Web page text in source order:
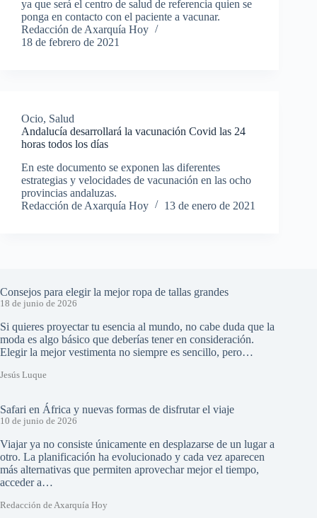
ya que será el centro de salud de referencia quien se
ponga en contacto con el paciente a vacunar.
Redacción de Axarquía Hoy
18 de febrero de 2021
Ocio, Salud
Andalucía desarrollará la vacunación Covid las 24
horas todos los días
En este documento se exponen las diferentes
estrategias y velocidades de vacunación en las ocho
provincias andaluzas.
Redacción de Axarquía Hoy
13 de enero de 2021
Consejos para elegir la mejor ropa de tallas grandes
18 de junio de 2026
Si quieres proyectar tu esencia al mundo, no cabe duda que la
moda es algo básico que deberías tener en consideración.
Elegir la mejor vestimenta no siempre es sencillo, pero…
Jesús Luque
Safari en África y nuevas formas de disfrutar el viaje
10 de junio de 2026
Viajar ya no consiste únicamente en desplazarse de un lugar a
otro. La planificación ha evolucionado y cada vez aparecen
más alternativas que permiten aprovechar mejor el tiempo,
acceder a…
Redacción de Axarquía Hoy